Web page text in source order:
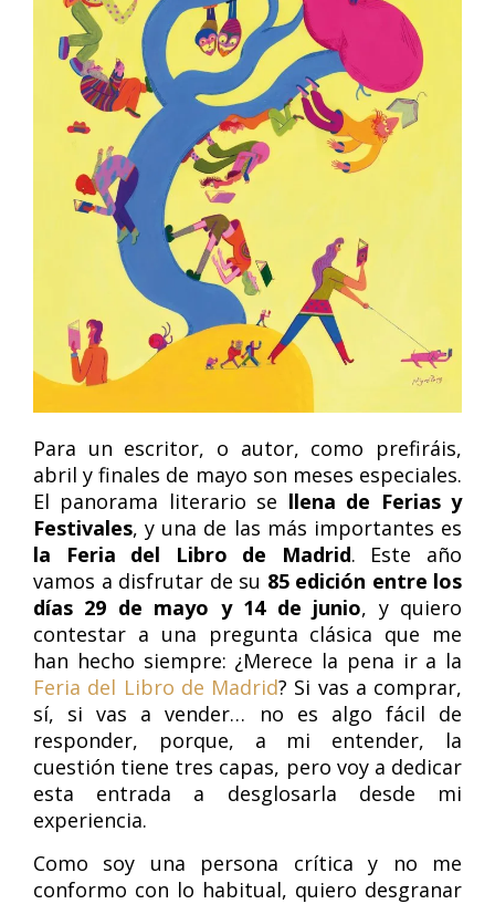
Para un escritor, o autor, como prefiráis,
abril y finales de mayo son meses especiales.
El panorama literario se llena de Ferias y
Festivales, y una de las más importantes es
la Feria del Libro de Madrid. Este año
vamos a disfrutar de su 85 edición entre los
días 29 de mayo y 14 de junio, y quiero
contestar a una pregunta clásica que me
han hecho siempre: ¿Merece la pena ir a la
Feria del Libro de Madrid? Si vas a comprar,
sí, si vas a vender… no es algo fácil de
responder, porque, a mi entender, la
cuestión tiene tres capas, pero voy a dedicar
esta entrada a desglosarla desde mi
experiencia.
Como soy una persona crítica y no me
conformo con lo habitual, quiero desgranar